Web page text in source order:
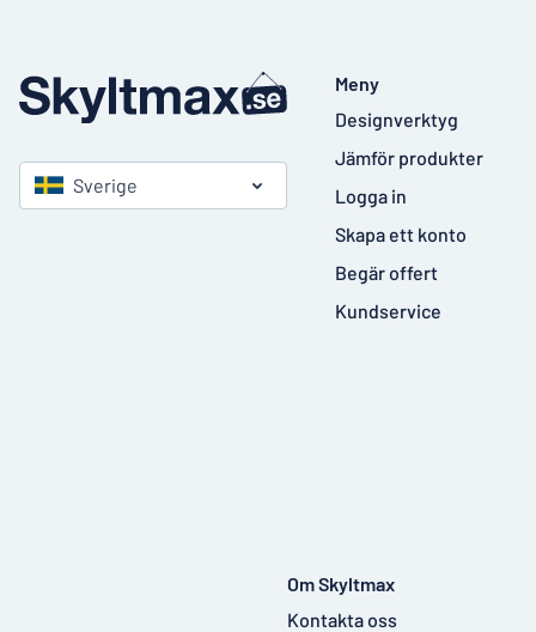
Sverige
Meny
Designverktyg
Jämför produkter
Logga in
Skapa ett konto
Begär offert
Kundservice
Om Skyltmax
Kontakta oss